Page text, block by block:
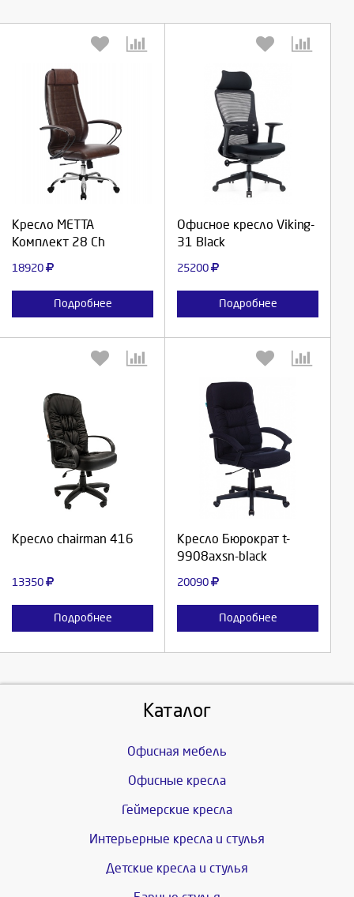
Кресло МЕТТА
Комплект 28 Ch
18920
Подробнее
Выберите количество:
Отмена
Офисное кресло Viking-
31 Black
25200
Подробнее
Выберите количество:
Кресло chairman 416
13350
Подробнее
Выберите количество:
Кресло Бюрократ t-
9908axsn-black
20090
Подробнее
Выберите количество:
Отмена
Каталог
Офисная мебель
Офисные кресла
Геймерские кресла
Интерьерные кресла и стулья
Детские кресла и стулья